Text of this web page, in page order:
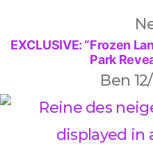
EXCLUSIVE: “Frozen
Park
Ben